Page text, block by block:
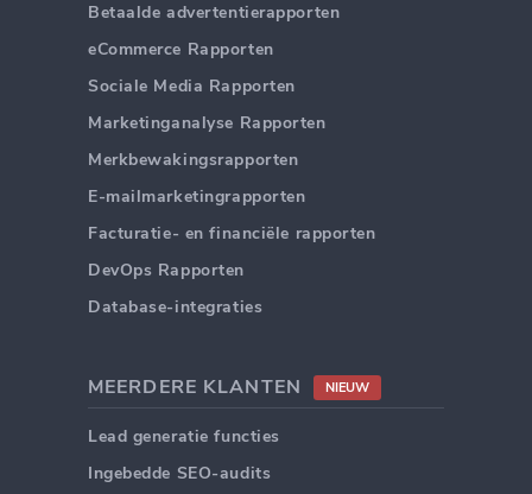
Betaalde advertentierapporten
eCommerce Rapporten
Sociale Media Rapporten
Marketinganalyse Rapporten
Merkbewakingsrapporten
E-mailmarketingrapporten
Facturatie- en financiële rapporten
DevOps Rapporten
Database-integraties
MEERDERE KLANTEN NIEUW
Lead generatie functies
Ingebedde SEO-audits